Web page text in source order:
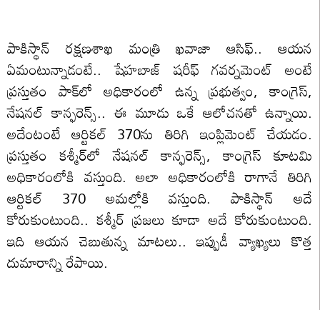
పాకిస్థాన్‌ రక్షణశాఖ మంత్రి ఖవాజా ఆసిఫ్‌.. ఆయన
ఏమంటున్నాడంటే.. షేహబాజ్ షరీఫ్‌ గవర్నమెంట్‌ అంటే
ప్రస్తుతం పాక్‌లో అధికారంలో ఉన్న ప్రభుత్వం, కాంగ్రెస్‌,
నేషనల్ కాన్ఫరెన్స్‌.. ఈ మూడు ఒకే ఆలోచనతో ఉన్నాయి.
అదేంటంటే ఆర్టికల్ 370ను తిరిగి ఇంప్లిమెంట్ చేయడం.
ప్రస్తుతం కశ్మీర్‌లో నేషనల్ కాన్ఫరెన్స్, కాంగ్రెస్‌ కూటమి
అధికారంలోకి వస్తుంది. అలా అధికారంలోకి రాగానే తిరిగి
ఆర్టికల్ 370 అమల్లోకి వస్తుంది. పాకిస్థాన్‌ అదే
కోరుకుంటుంది.. కశ్మీర్‌ ప్రజలు కూడా అదే కోరుకుంటుంది.
ఇది ఆయన చెబుతున్న మాటలు.. ఇప్పుడీ వ్యాఖ్యలు కొత్త
దుమారాన్ని రేపాయి.